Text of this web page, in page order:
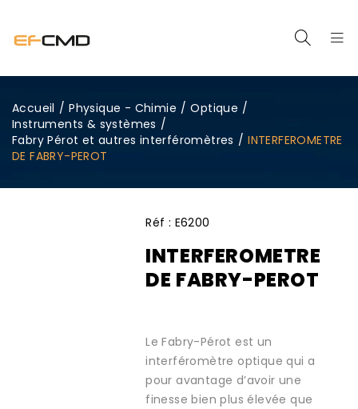
Accueil / Physique - Chimie / Optique /
Instruments & systèmes /
Fabry Pérot et autres interféromètres / INTERFEROMETRE
DE FABRY-PEROT
Réf : E6200
INTERFEROMETRE
DE FABRY-PEROT
Le Fabry-Pérot est un
interféromètre optique qui a
pour avantage d’avoir une
finesse bien plus élevée que